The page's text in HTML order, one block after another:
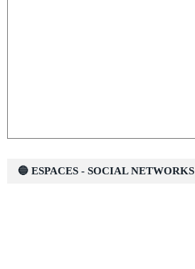
🔵 ESPACES - SOCIAL NETWORKS